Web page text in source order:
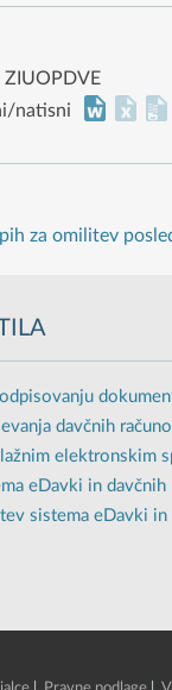
natisni
za omilitev
davčnih
elektronskim
eDavki in
sistema eDavki